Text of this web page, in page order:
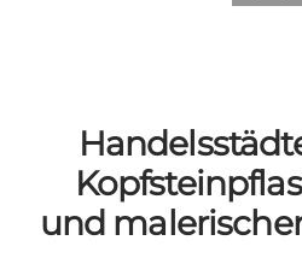
und